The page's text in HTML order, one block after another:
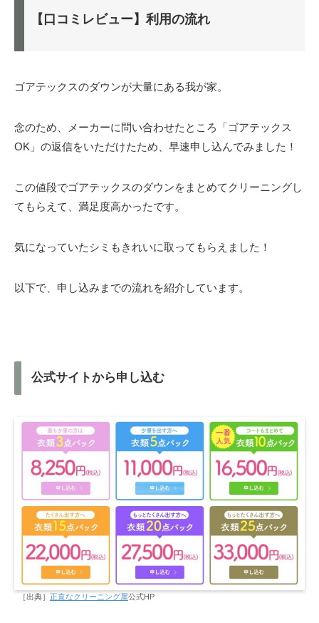
【口コミレビュー】利用の流れ
ゴアテックスのダウンが大量にある我が家。
念のため、メーカーに問い合わせたところ「ゴアテックス
OK」の返信をいただけたため、早速申し込んでみました！
この値段でゴアテックスのダウンをまとめてクリーニングし
てもらえて、満足度高かったです。
気になっていたシミもきれいに取ってもらえました！
以下で、申し込みまでの流れを紹介しています。
公式サイトから申し込む
［出典］ 正直なクリーニング屋公式HP